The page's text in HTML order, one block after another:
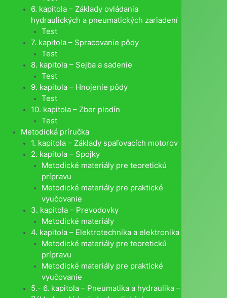
6. kapitola – Základy ovládania
hydraulických a pneumatických zariadení
Test
7. kapitola – Spracovanie pôdy
Test
8. kapitola – Sejba a sadenie
Test
9. kapitola – Hnojenie pôdy
Test
10. kapitola – Zber plodín
Test
Metodická príručka
1. kapitola – Základy spaľovacích motorov
2. kapitola – Spojky
Metodické materiály pre teoretickú
prípravu
Metodické materiály pre praktické
vyučovanie
3. kapitola – Prevodovky
Metodické materiály
4. kapitola – Elektrotechnika a elektronika
Metodické materiály pre teoretickú
prípravu
Metodické materiály pre praktické
vyučovanie
5.- 6. kapitola – Pneumatika a hydraulika –